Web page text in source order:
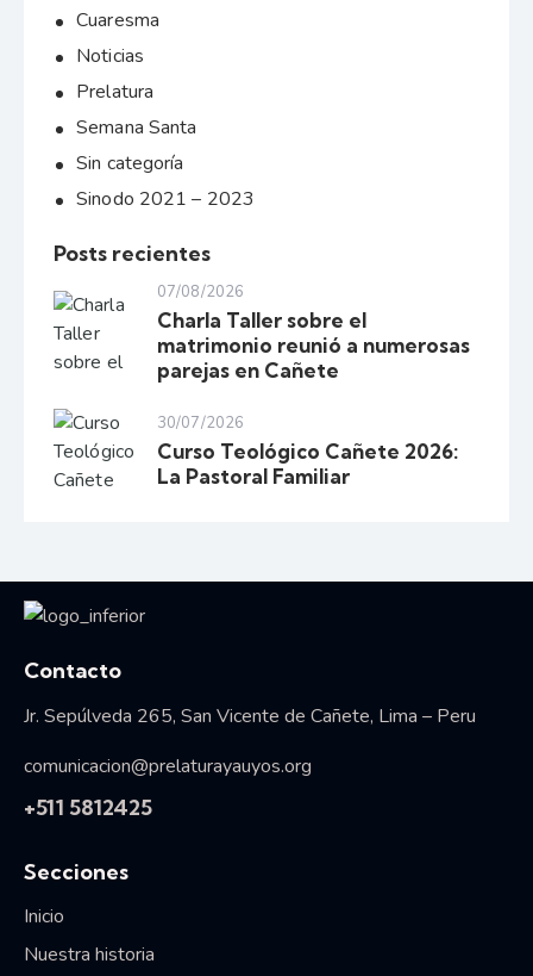
Cuaresma
Noticias
Prelatura
Semana Santa
Sin categoría
Sinodo 2021 – 2023
Posts recientes
07/08/2026
Charla Taller sobre el
matrimonio reunió a numerosas
parejas en Cañete
30/07/2026
Curso Teológico Cañete 2026:
La Pastoral Familiar
Vida consagrada
Contacto
Jr. Sepúlveda 265, San Vicente de Cañete, Lima – Peru
comunicacion@prelaturayauyos.org
+511 5812425
Secciones
Inicio
Nuestra historia